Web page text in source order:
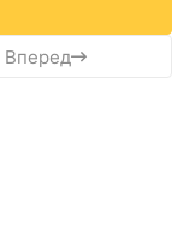
Вперед